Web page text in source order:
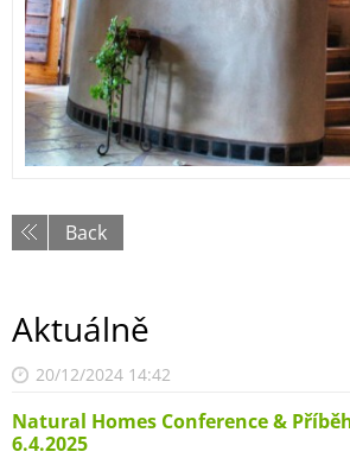
Back
Aktuálně
20/12/2024 14:42
Natural Homes Conference &
6.4.2025